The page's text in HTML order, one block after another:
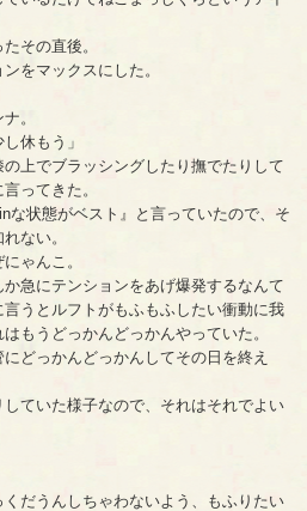
その直後。
をマックスにした。
。
休もう」
上でブラッシングしたり撫でたりして
ってきた。
状態がベスト』と言っていたので、そ
ない。
ゃんこ。
急にテンションをあげ爆発するなんて
うとルフトがもふもふしたい衝動に我
もうどっかんどっかんやっていた。
どっかんどっかんしてその日を終え
ていた様子なので、それはそれでよい
くだうんしちゃわないよう、もふりたい